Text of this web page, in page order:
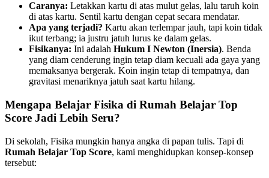
Caranya: Letakkan kartu di atas mulut gelas, lalu taruh koin
di atas kartu. Sentil kartu dengan cepat secara mendatar.
Apa yang terjadi? Kartu akan terlempar jauh, tapi koin tidak
ikut terbang; ia justru jatuh lurus ke dalam gelas.
Fisikanya: Ini adalah Hukum I Newton (Inersia). Benda
yang diam cenderung ingin tetap diam kecuali ada gaya yang
memaksanya bergerak. Koin ingin tetap di tempatnya, dan
gravitasi menariknya jatuh saat kartu hilang.
Mengapa Belajar Fisika di Rumah Belajar Top
Score Jadi Lebih Seru?
Di sekolah, Fisika mungkin hanya angka di papan tulis. Tapi di
Rumah Belajar Top Score, kami menghidupkan konsep-konsep
tersebut: